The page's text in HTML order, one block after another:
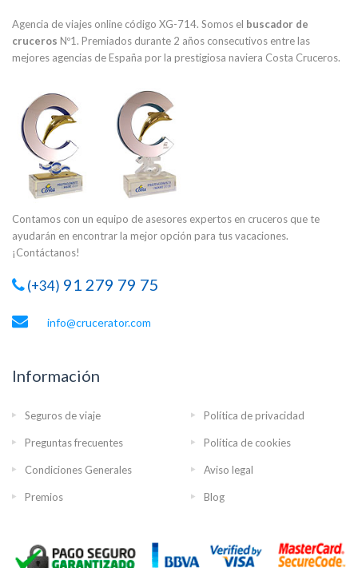
Agencia de viajes online código XG-714. Somos el buscador de
cruceros Nº1. Premiados durante 2 años consecutivos entre las
mejores agencias de España por la prestigiosa naviera Costa Cruceros.
Contamos con un equipo de asesores expertos en cruceros que te
ayudarán en encontrar la mejor opción para tus vacaciones.
¡Contáctanos!
(+34) 91 279 79 75
info@crucerator.com
Información
Seguros de viaje Política de privacidad
Preguntas frecuentes Política de cookies
Condiciones Generales Aviso legal
Premios Blog